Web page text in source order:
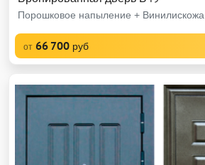
Порошковое напыление + Винилискожа
от 66 700 руб